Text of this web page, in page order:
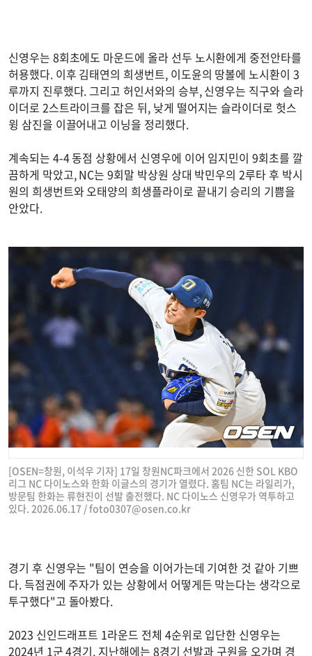
신영우는 8회초에도 마운드에 올라 선두 노시환에게 중전안타를
허용했다. 이후 김태연의 희생번트, 이도윤의 땅볼에 노시환이 3
루까지 진루했다. 그리고 허인서와의 승부, 신영우는 직구와 슬라
이더로 2스트라이크를 잡은 뒤, 낮게 떨어지는 슬라이더로 헛스
윙 삼진을 이끌어내고 이닝을 정리했다.
계속되는 4-4 동점 상황에서 신영우에 이어 임지민이 9회초를 깔
끔하게 막았고, NC는 9회말 박상원 상대 박민우의 2루타 후 박시
원의 희생번트와 오태양의 희생플라이로 끝내기 승리의 기쁨을
안았다.
[OSEN=창원, 이석우 기자] 17일 창원NC파크에서 2026 신한 SOL KBO
리그 NC 다이노스와 한화 이글스의 경기가 열렸다. 홈팀 NC는 라일리가,
방문팀 한화는 류현진이 선발 출전했다. NC 다이노스 신영우가 역투하고
있다. 2026.06.17 /foto0307@osen.co.kr
경기 후 신영우는 "팀이 연승을 이어가는데 기여한 것 같아 기쁘
다. 득점권에 주자가 있는 상황에서 어떻게든 막는다는 생각으로
투구했다"고 돌아봤다.
2023 신인드래프트 1라운드 전체 4순위로 입단한 신영우는
2024년 1군 4경기, 지난해에는 8경기 선발과 구원을 오가며 경